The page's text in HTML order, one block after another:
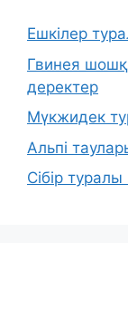
Ешкілер
Гвинея
деректер
Мүкжидек
Альпі
Сібір